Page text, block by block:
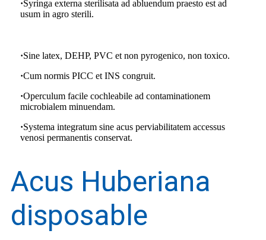
·Syringa externa sterilisata ad abluendum praesto est ad
usum in agro sterili.
·Sine latex, DEHP, PVC et non pyrogenico, non toxico.
·Cum normis PICC et INS congruit.
·Operculum facile cochleabile ad contaminationem
microbialem minuendam.
·Systema integratum sine acus perviabilitatem accessus
venosi permanentis conservat.
Acus Huberiana
disposable